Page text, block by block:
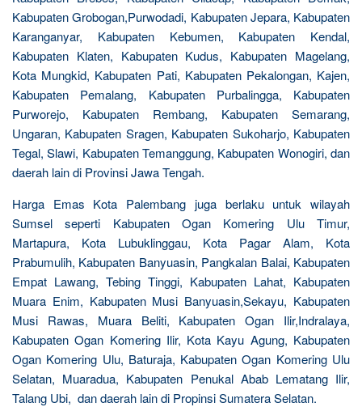
Kabupaten Grobogan,Purwodadi, Kabupaten Jepara, Kabupaten
Karanganyar, Kabupaten Kebumen, Kabupaten Kendal,
Kabupaten Klaten, Kabupaten Kudus, Kabupaten Magelang,
Kota Mungkid, Kabupaten Pati, Kabupaten Pekalongan, Kajen,
Kabupaten Pemalang, Kabupaten Purbalingga, Kabupaten
Purworejo, Kabupaten Rembang, Kabupaten Semarang,
Ungaran, Kabupaten Sragen, Kabupaten Sukoharjo, Kabupaten
Tegal, Slawi, Kabupaten Temanggung, Kabupaten Wonogiri, dan
daerah lain di Provinsi Jawa Tengah.
Harga Emas Kota Palembang juga berlaku untuk wilayah
Sumsel seperti Kabupaten Ogan Komering Ulu Timur,
Martapura, Kota Lubuklinggau, Kota Pagar Alam, Kota
Prabumulih, Kabupaten Banyuasin, Pangkalan Balai, Kabupaten
Empat Lawang, Tebing Tinggi, Kabupaten Lahat, Kabupaten
Muara Enim, Kabupaten Musi Banyuasin,Sekayu, Kabupaten
Musi Rawas, Muara Beliti, Kabupaten Ogan Ilir,Indralaya,
Kabupaten Ogan Komering Ilir, Kota Kayu Agung, Kabupaten
Ogan Komering Ulu, Baturaja, Kabupaten Ogan Komering Ulu
Selatan, Muaradua, Kabupaten Penukal Abab Lematang Ilir,
Talang Ubi, dan daerah lain di Propinsi Sumatera Selatan.